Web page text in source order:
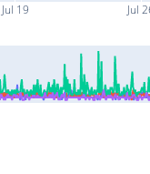
Jul 19 Jul